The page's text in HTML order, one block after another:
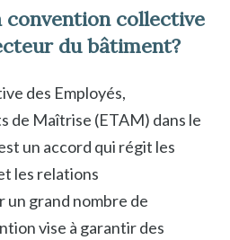
convention collective
du bâtiment?
des Employés,
de Maîtrise (ETAM) dans le
un accord qui régit les
les relations
grand nombre de
vise à garantir des